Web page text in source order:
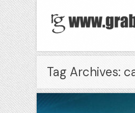
Tag Archives: